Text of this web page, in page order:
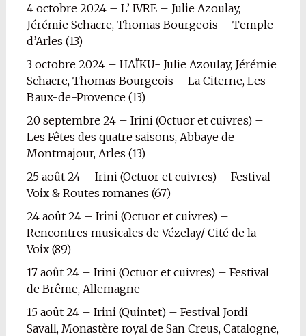
4 octobre 2024 – L’ IVRE – Julie Azoulay,
Jérémie Schacre, Thomas Bourgeois – Temple
d’Arles (13)
3 octobre 2024 – HAÏKU- Julie Azoulay, Jérémie
Schacre, Thomas Bourgeois – La Citerne, Les
Baux-de-Provence (13)
20 septembre 24 – Irini (Octuor et cuivres) –
Les Fêtes des quatre saisons, Abbaye de
Montmajour, Arles (13)
25 août 24 – Irini (Octuor et cuivres) – Festival
Voix & Routes romanes (67)
24 août 24 – Irini (Octuor et cuivres) –
Rencontres musicales de Vézelay/ Cité de la
Voix (89)
17 août 24 – Irini (Octuor et cuivres) – Festival
de Brême, Allemagne
15 août 24 – Irini (Quintet) – Festival Jordi
Savall, Monastère royal de San Creus, Catalogne,